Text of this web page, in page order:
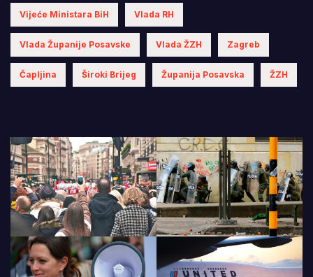
Vijeće Ministara BiH Vlada RH
Vlada Županije Posavske Vlada ŽZH Zagreb
Čapljina Široki Brijeg Županija Posavska ŽZH